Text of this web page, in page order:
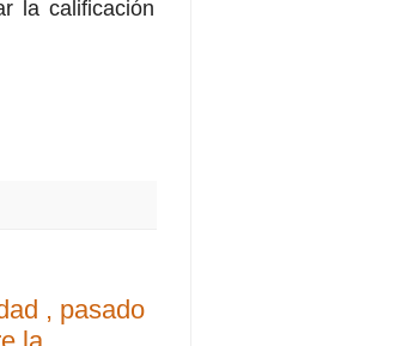
la calificación
, pasado